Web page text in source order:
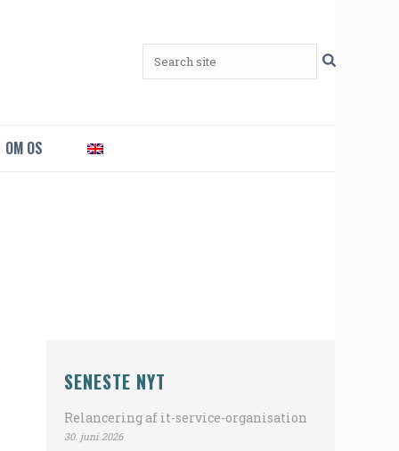
OM OS
SENESTE NYT
Relancering af it-service-organisation
30. juni 2026